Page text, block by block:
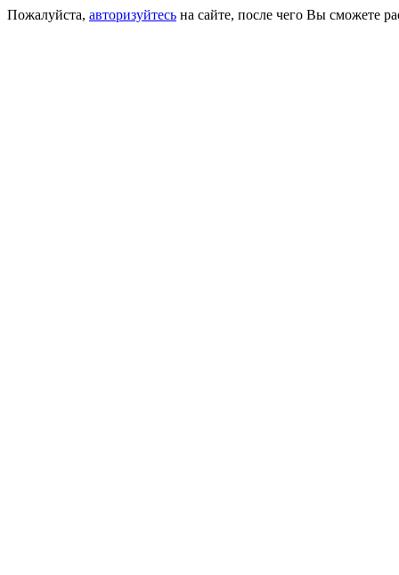
Пожалуйста, авторизуйтесь на сайте, после чего Вы сможете